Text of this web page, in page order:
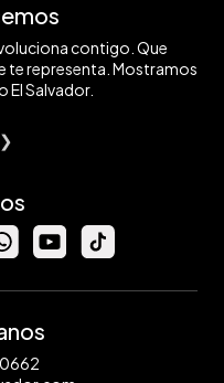
contigo. Que
te representa. Mostramos
El Salvador.